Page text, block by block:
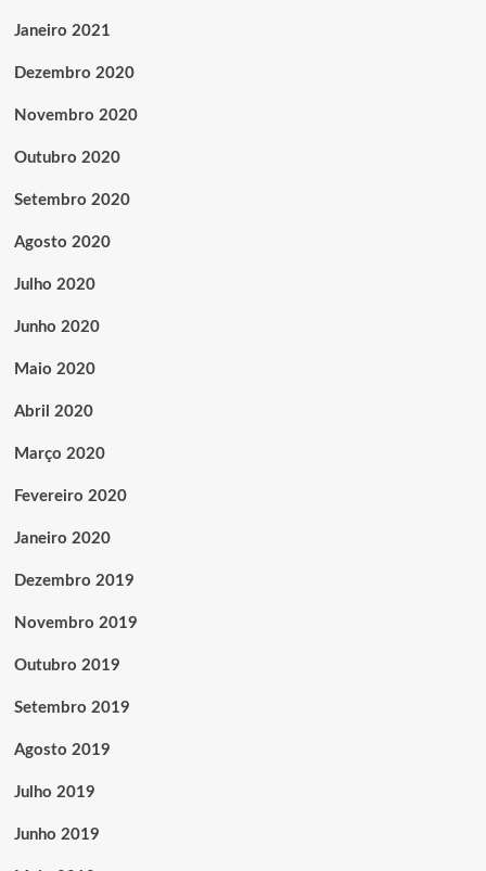
Janeiro 2021
Dezembro 2020
Novembro 2020
Outubro 2020
Setembro 2020
Agosto 2020
Julho 2020
Junho 2020
Maio 2020
Abril 2020
Março 2020
Fevereiro 2020
Janeiro 2020
Dezembro 2019
Novembro 2019
Outubro 2019
Setembro 2019
Agosto 2019
Julho 2019
Junho 2019